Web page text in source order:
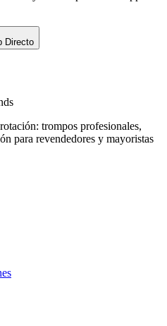
Directo
trompos profesionales,
para revendedores y mayoristas